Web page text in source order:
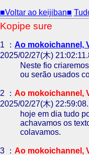
■Voltar ao keijiban■
Kopipe sure
1 ： Ao mokoichannel,
2025/02/27(木)
Neste fio
ou serão usados
2 ： Ao mokoichannel,
2025/02/27(木)
hoje em dia tudo
achavamos os
colavamos.
3 ： Ao mokoichannel,